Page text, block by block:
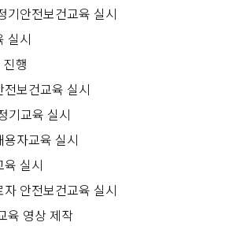
기안전보건교육 실시
실시
행
보건교육 실시
기교육 실시
자교육 실시
실시
안전보건교육 실시
육 영상 제작